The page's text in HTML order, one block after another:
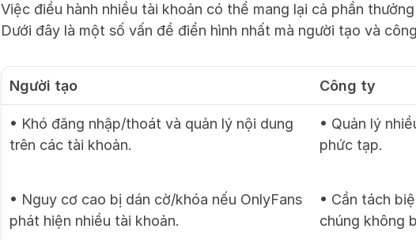
Việc điều hành nhiều tài khoản có thể mang lại cả phần
Dưới đây là một số vấn đề điển hình nhất mà người tạo và
Người tạo Công ty
• Khó đăng nhập/thoát và quản lý nội dung
trên các tài khoản.
• Nguy cơ cao bị dán cờ/khóa nếu OnlyFans
phát hiện nhiều tài khoản.
• Quản lý
phức tạp.
• Cần tách
chúng không